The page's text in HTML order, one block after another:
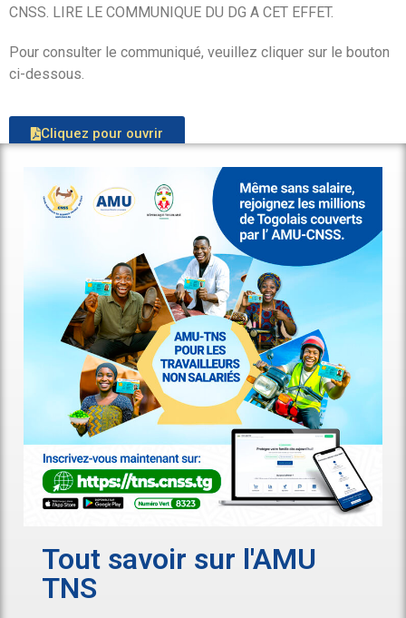
CNSS. LIRE LE COMMUNIQUE DU DG A CET EFFET.
Pour consulter le communiqué, veuillez cliquer sur le bouton
ci-dessous.
Cliquez pour ouvrir
Tout savoir sur l'AMU
TNS